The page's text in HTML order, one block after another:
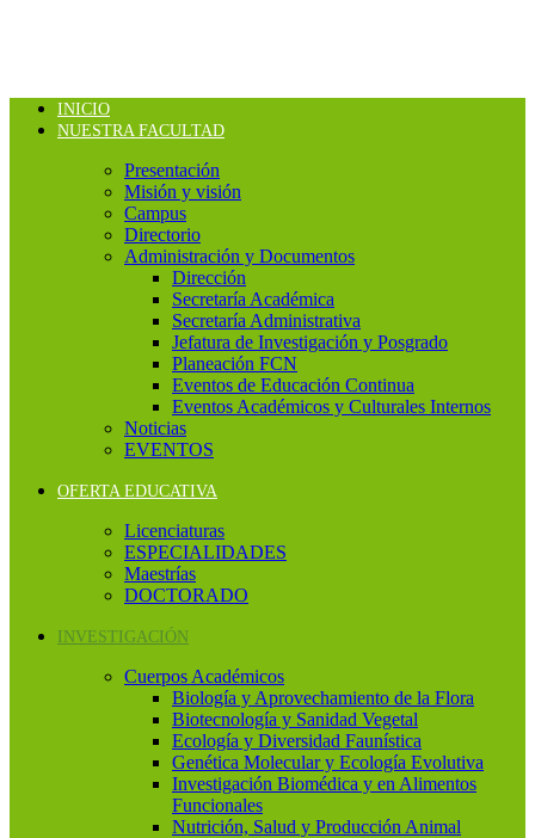
INICIO
NUESTRA FACULTAD
Presentación
Misión y visión
Campus
Directorio
Administración y Documentos
Dirección
Secretaría Académica
Secretaría Administrativa
Jefatura de Investigación y Posgrado
Planeación FCN
Eventos de Educación Continua
Eventos Académicos y Culturales Internos
Noticias
EVENTOS
OFERTA EDUCATIVA
Licenciaturas
ESPECIALIDADES
Maestrías
DOCTORADO
INVESTIGACIÓN
Cuerpos Académicos
Biología y Aprovechamiento de la Flora
Biotecnología y Sanidad Vegetal
Ecología y Diversidad Faunística
Genética Molecular y Ecología Evolutiva
Investigación Biomédica y en Alimentos
Funcionales
Nutrición, Salud y Producción Animal